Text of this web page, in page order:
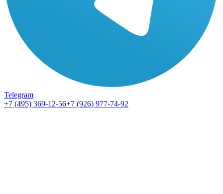
Telegram
+7 (495) 369-12-56+7 (926) 977-74-92